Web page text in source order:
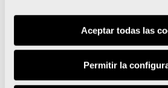
Aceptar todas las
Permitir la
Runna se
training partner